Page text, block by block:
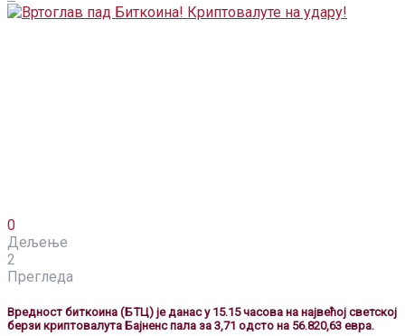
0
Дељење
2
Прегледа
Вредност биткоина (БТЦ) је данас у 15.15 часова на највећој светској
берзи криптовалута Бајненс пала за 3,71 одсто на 56.820,63 евра.